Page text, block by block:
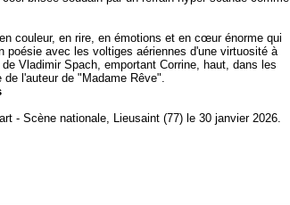
couleur, en rire, en émotions et en cœur énorme qui
poésie avec les voltiges aériennes d'une virtuosité à
Vladimir Spach, emportant Corrine, haut, dans les
de l'auteur de "Madame Rêve".
- Scène nationale, Lieusaint (77) le 30 janvier 2026.